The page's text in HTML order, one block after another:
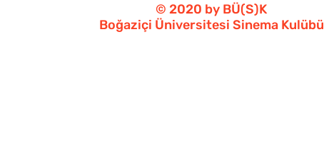
© 2020 by BÜ(S)K
Boğaziçi Üniversitesi Sinema Kulübü